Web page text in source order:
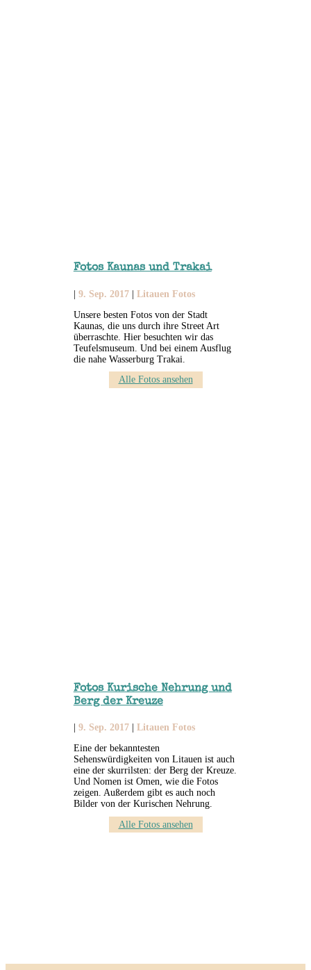
Fotos Kaunas und Trakai
| 9. Sep. 2017 | Litauen Fotos
Unsere besten Fotos von der Stadt
Kaunas, die uns durch ihre Street Art
überraschte. Hier besuchten wir das
Teufelsmuseum. Und bei einem Ausflug
die nahe Wasserburg Trakai.
Alle Fotos ansehen
Fotos Kurische Nehrung und
Berg der Kreuze
9. Sep. 2017
Litauen Fotos
Eine der bekanntesten
Sehenswürdigkeiten von Litauen ist auch
eine der skurrilsten: der Berg der Kreuze.
Und Nomen ist Omen, wie die Fotos
zeigen. Außerdem gibt es auch noch
Bilder von der Kurischen Nehrung.
Alle Fotos ansehen